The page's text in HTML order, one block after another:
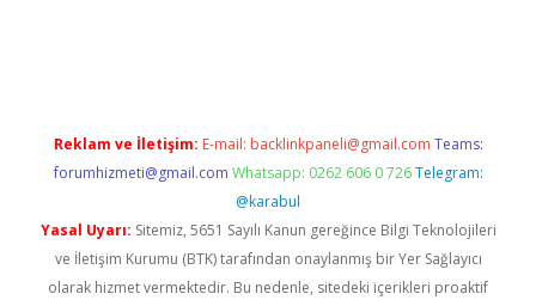
Reklam ve İletişim: E-mail: backlinkpaneli@gmail.com Teams:
forumhizmeti@gmail.com Whatsapp: 0262 606 0 726 Telegram:
@karabul
Yasal Uyarı: Sitemiz, 5651 Sayılı Kanun gereğince Bilgi Teknolojileri
ve İletişim Kurumu (BTK) tarafından onaylanmış bir Yer Sağlayıcı
olarak hizmet vermektedir. Bu nedenle, sitedeki içerikleri proaktif